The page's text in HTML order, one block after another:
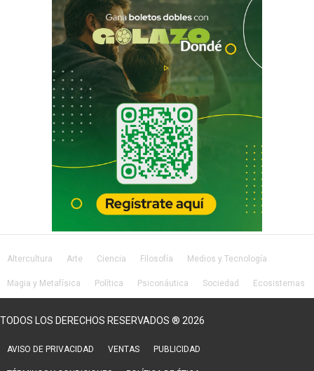
Altercultura Arte Ciencia Filosofía Medios y Tecnología
Magia y Metafísica Política Psiconáutica Sociedad Ecosistemas
TODOS LOS DERECHOS RESERVADOS ® 2026
AVISO DE PRIVACIDAD VENTAS PUBLICIDAD